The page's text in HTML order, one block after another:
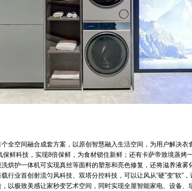
全空间融合成套方案，以原创智慧融入生活空间，为用户解决衣
鲜科技，实现8倍保鲜，为食材锁住新鲜；还有卡萨帝致境蒸烤
烘护一体机可实现真丝等面料的塑形和亮色修复，还将滋养液雾
行业首创射流匀风科技、双塔分控科技，可以让风从“硬”变“软”
以极致美感让家秒变艺术空间，同时实现全屋智能家电、设备、